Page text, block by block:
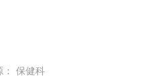
： 保健科